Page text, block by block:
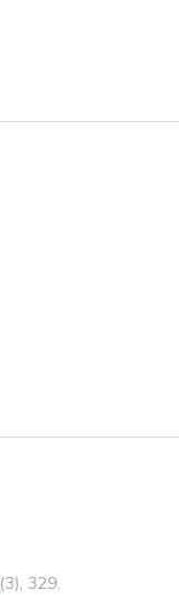
(3), 329.